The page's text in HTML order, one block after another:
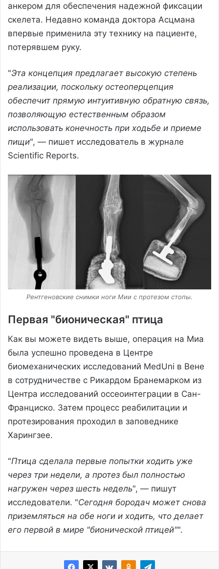
анкером для обеспечения надежной фиксации
скелета. Недавно команда доктора Асцмана
впервые применила эту технику на пациенте,
потерявшем руку.
"Эта концепция предлагает высокую степень
реализации, поскольку остеоперцепция
обеспечит прямую интуитивную обратную связь,
позволяющую естественным образом
использовать конечность при ходьбе и приеме
пищи", — пишет исследователь в журнале
Scientific Reports.
Рентгеновские снимки ноги Мии с протезом стопы.
Первая "бионическая" птица
Как вы можете видеть выше, операция на Миа
была успешно проведена в Центре
биомеханических исследований MedUni в Вене
в сотрудничестве с Рикардом Бранемарком из
Центра исследований оссеоинтеграции в Сан-
Франциско. Затем процесс реабилитации и
протезирования проходил в заповеднике
Харингзее.
"Птица сделала первые попытки ходить уже
через три недели, а протез был полностью
нагружен через шесть недель", — пишут
исследователи. "Сегодня бородач может снова
приземляться на обе ноги и ходить, что делает
его первой в мире "бионической птицей"".